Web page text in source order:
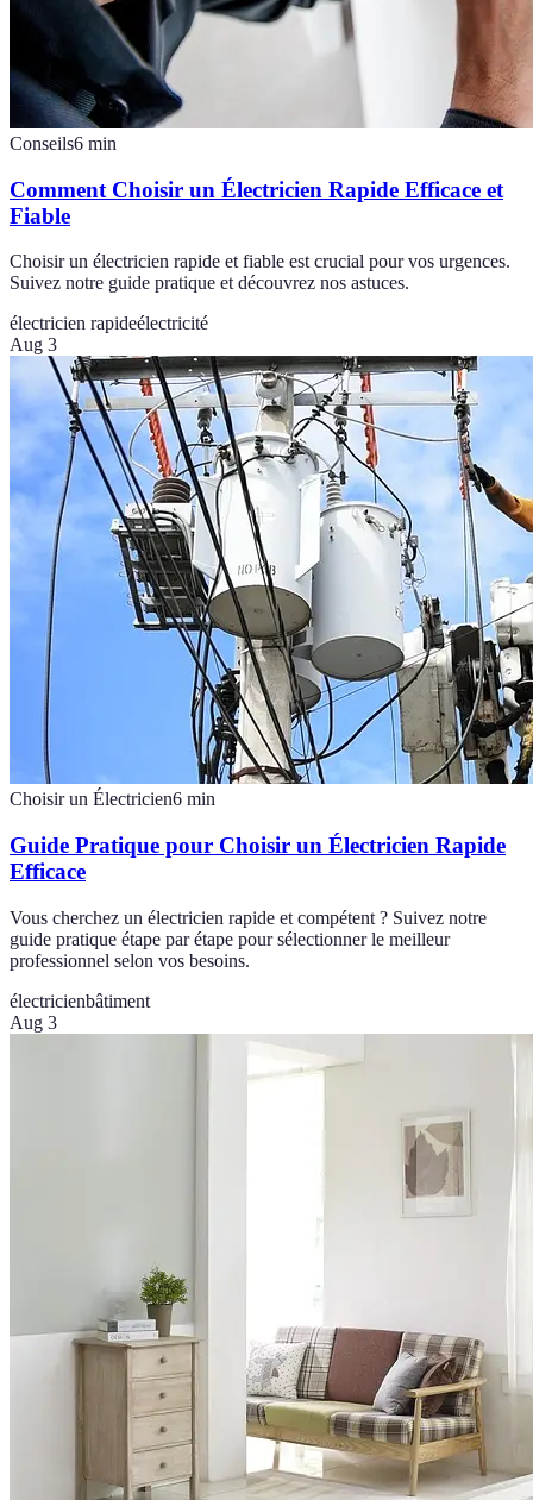
Conseils6 min
Comment Choisir un Électricien Rapide Efficace et
Fiable
Choisir un électricien rapide et fiable est crucial pour vos urgences.
Suivez notre guide pratique et découvrez nos astuces.
électricien rapideélectricité
Aug 3
Choisir un Électricien6 min
Guide Pratique pour Choisir un Électricien Rapide
Efficace
Vous cherchez un électricien rapide et compétent ? Suivez notre
guide pratique étape par étape pour sélectionner le meilleur
professionnel selon vos besoins.
électricienbâtiment
Aug 3